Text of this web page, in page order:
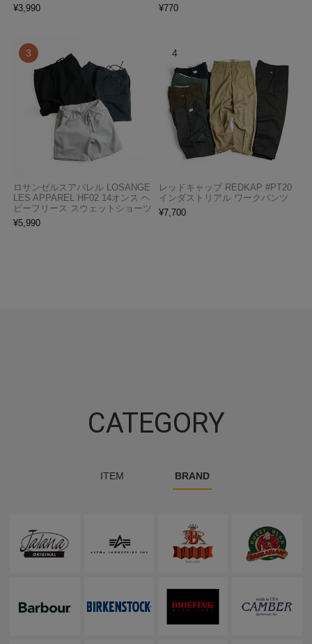
¥3,990
¥770
ロサンゼルスアパレル LOSANGE
LES APPAREL HF02 14オンス ヘ
ビーフリース スウェットショーツ
¥5,990
レッドキャップ REDKAP #PT20
インダストリアル ワークパンツ
¥7,700
CATEGORY
ITEM BRAND